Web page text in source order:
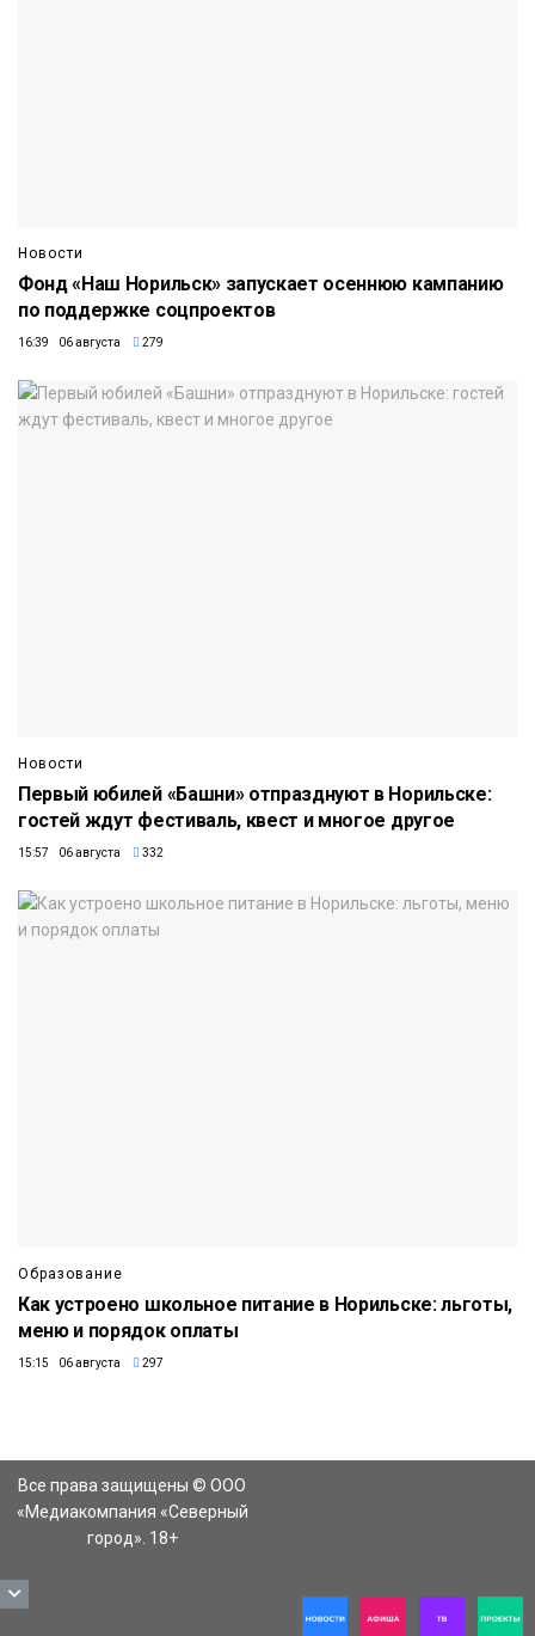
Новости
Фонд «Наш Норильск» запускает осеннюю кампанию
по поддержке соцпроектов
16:39 06 августа 279
Новости
Первый юбилей «Башни» отпразднуют в Норильске:
гостей ждут фестиваль, квест и многое другое
15:57 06 августа 332
Образование
Как устроено школьное питание в Норильске: льготы,
меню и порядок оплаты
15:15 06 августа 297
Все права защищены © ООО
«Медиакомпания «Северный
город». 18+